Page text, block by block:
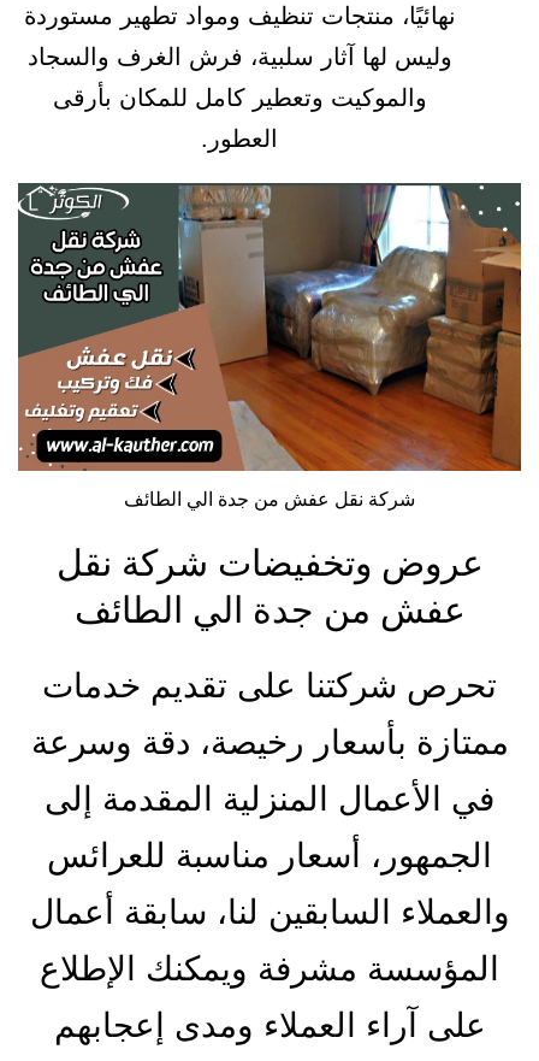
نهائيًا، منتجات تنظيف ومواد تطهير مستوردة
وليس لها آثار سلبية، فرش الغرف والسجاد
والموكيت وتعطير كامل للمكان بأرقى
العطور.
شركة نقل عفش من جدة الي الطائف
عروض وتخفيضات شركة نقل
عفش من جدة الي الطائف
تحرص شركتنا على تقديم خدمات
ممتازة بأسعار رخيصة، دقة وسرعة
في الأعمال المنزلية المقدمة إلى
الجمهور، أسعار مناسبة للعرائس
والعملاء السابقين لنا، سابقة أعمال
المؤسسة مشرفة ويمكنك الإطلاع
على آراء العملاء ومدى إعجابهم